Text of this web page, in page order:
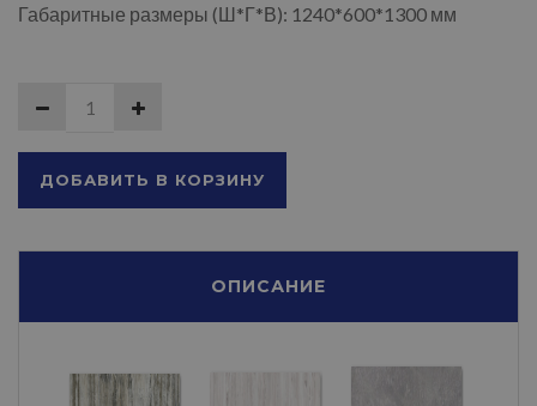
Габаритные размеры (Ш*Г*В): 1240*600*1300 мм
ДОБАВИТЬ В КОРЗИНУ
ОПИСАНИЕ